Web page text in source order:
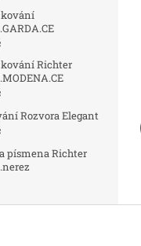
Richter
Rozvora Elegant
písmena Richter
Dokonalá
inovací